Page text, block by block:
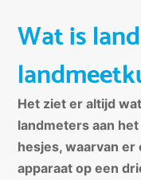
Wat is
Het ziet er altijd
landmeters aan
hesjes, waarvan
apparaat op een